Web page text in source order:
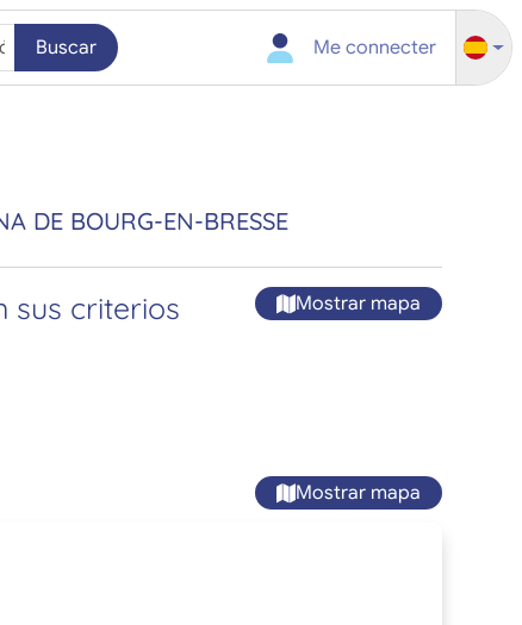
Buscar Me connecter
DE BOURG-EN-BRESSE
sus criterios Mostrar mapa
Mostrar mapa